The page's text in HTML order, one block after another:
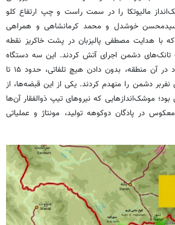
۲ قبضه موشک‌انداز مالیوتکا را در سمت راست و چپ ارتفاع کلو
خوشدل و محمد کرمانشاهی و همراهی
با هدایت مصطفی پالیزبان در پشت خاکریز نقطه
دشمن اجرای آتش کردند. این سه دستگاه
ضدّزره با حضور یک‌روزه خود در آن منطقه، بدون دادن هیچ تلفاتی، حدود ۱۵ تا
نفربر دشمن را منهدم کردند. یکی از این قبضه‌ها، از
موشک‌اندازهایی که نیروهای تیپ ذوالفقار آن‌ها
در پادگان دوکوهه تولید، مونتاژ و عملیاتی